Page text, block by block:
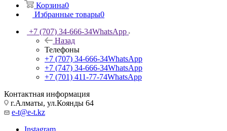
Корзина0
Избранные товары0
+7 (707) 34-666-34WhatsApp
Назад
Телефоны
+7 (707) 34-666-34WhatsApp
+7 (747) 34-666-34WhatsApp
+7 (701) 411-77-74WhatsApp
Контактная информация
г.Алматы, ул.Коянды 64
e-t@e-t.kz
Instagram